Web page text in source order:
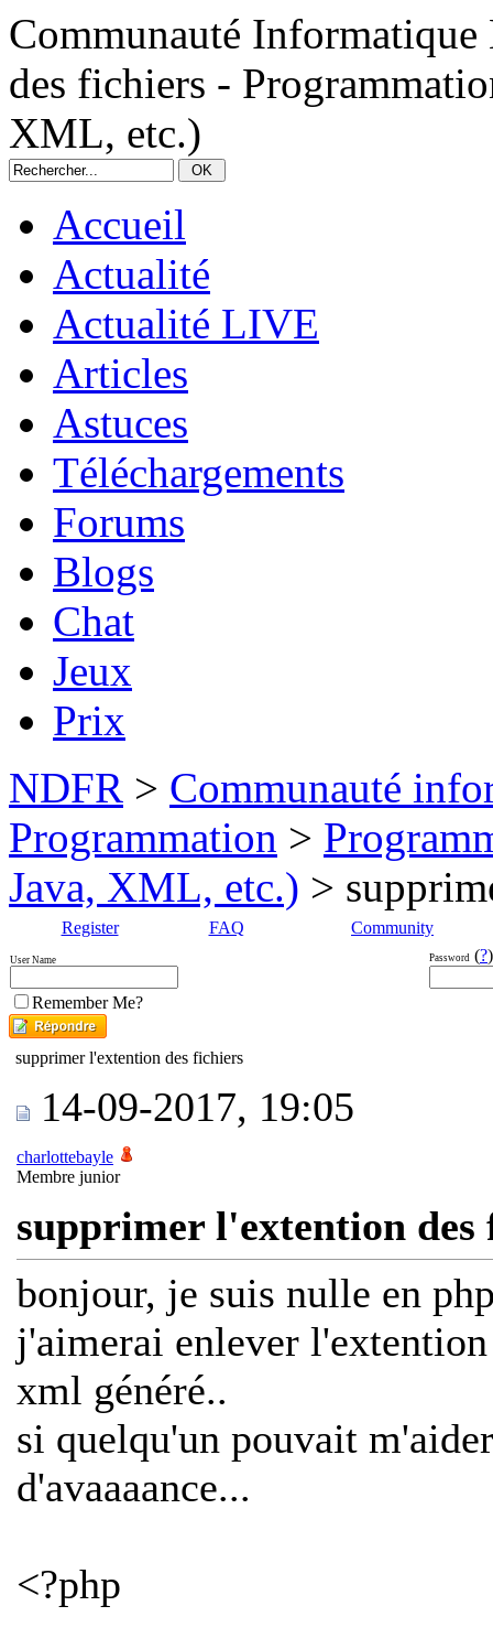
Communauté
des fichiers -
XML, etc.)
Accueil
Actualité
Actualité LIVE
Articles
Astuces
Téléchargements
Forums
Blogs
Chat
Jeux
Prix
NDFR > Communauté
Programmation >
Java, XML, etc.) >
Register FAQ Community
User Name Password (?)
Remember Me?
supprimer l'extention des fichiers
14-09-2017, 19:05
charlottebayle
Membre junior
supprimer l'extention des
bonjour, je suis nulle en
j'aimerai enlever
xml généré..
si quelqu'un pouvait
d'avaaaance...
<?php